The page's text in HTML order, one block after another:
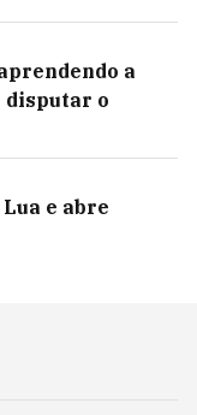
a
disputar o
e abre